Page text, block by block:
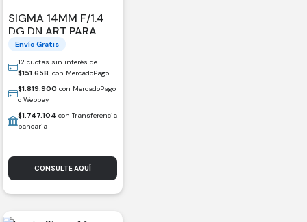
SIGMA 14MM F/1.4
DG DN ART PARA
SONY E
Envío Gratis
12 cuotas sin interés de
$151.658, con MercadoPago
$1.819.900 con MercadoPago
o Webpay
$1.747.104 con Transferencia
bancaria
CONSULTE AQUÍ